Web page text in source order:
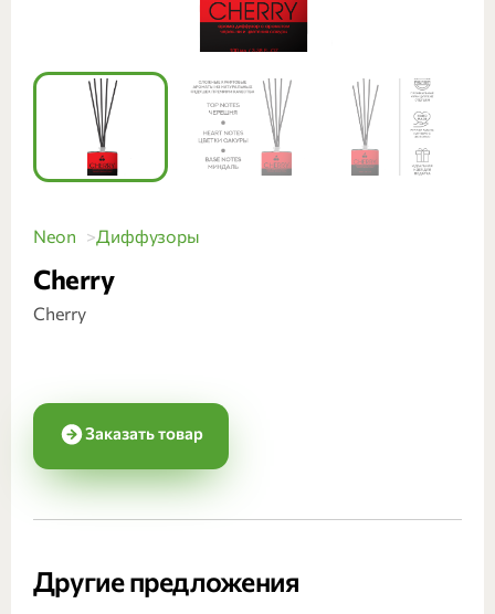
Neon Диффузоры
Cherry
Cherry
Заказать товар
Другие предложения